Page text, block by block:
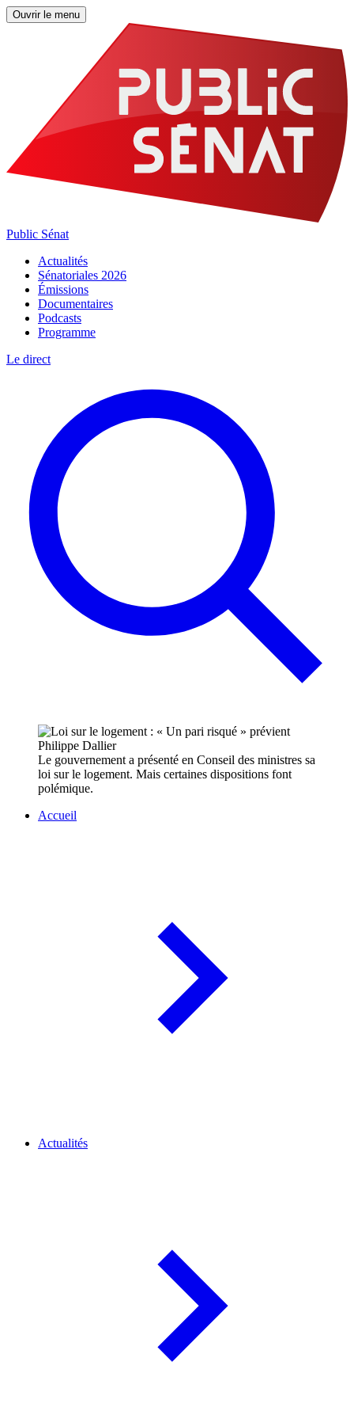
Ouvrir le menu
Public Sénat
Actualités
Sénatoriales 2026
Émissions
Documentaires
Podcasts
Programme
Le direct
Le gouvernement a présenté en Conseil des ministres sa
loi sur le logement. Mais certaines dispositions font
polémique.
Accueil
Actualités